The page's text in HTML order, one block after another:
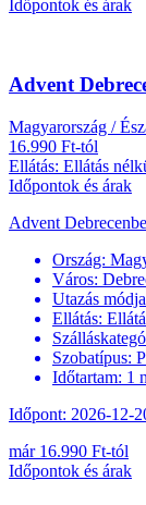
Időpontok és árak
Advent
Magyarország /
16.990 Ft-tól
Ellátás: Ellátás
Időpontok és árak
Advent
Ország:
Város:
Utazás
Ellátás:
Szobatípus:
Időtartam: 1
Időpont: 2026-12-
már 16.990 Ft-tól
Időpontok és árak